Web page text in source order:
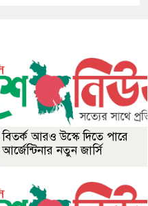
বিতর্ক আরও উস্কে দিতে পারে
আর্জেন্টিনার নতুন জার্সি